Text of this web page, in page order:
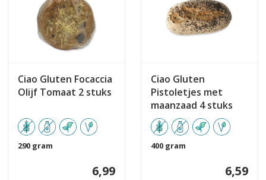
Ciao Gluten Focaccia
Olijf Tomaat 2 stuks
290 gram
6,99
Ciao Gluten
Pistoletjes met
maanzaad 4 stuks
400 gram
6,59